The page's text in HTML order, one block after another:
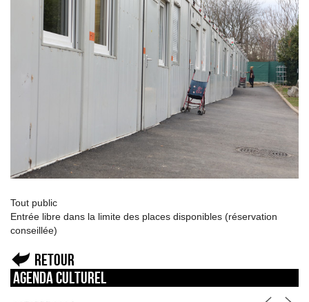
Tout public
Entrée libre dans la limite des places disponibles (réservation
conseillée)
Retour
Agenda culturel